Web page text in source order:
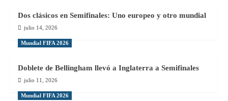
Dos clásicos en Semifinales: Uno europeo y otro mundial
julio 14, 2026
Mundial FIFA 2026
Doblete de Bellingham llevó a Inglaterra a Semifinales
julio 11, 2026
Mundial FIFA 2026